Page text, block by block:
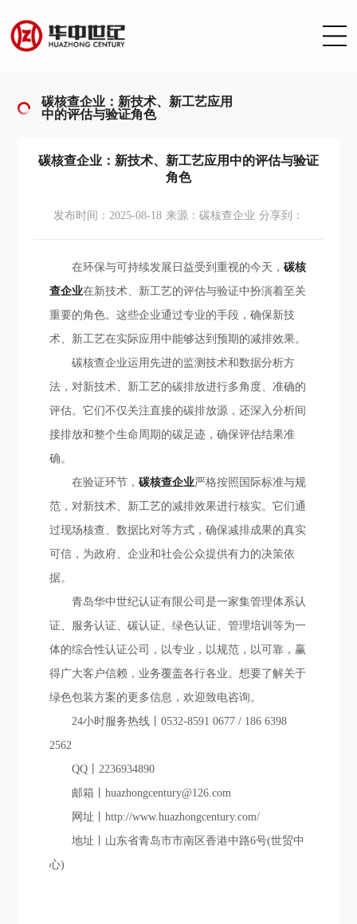
碳核查企业：新技术、新工艺应用
中的评估与验证角色
碳核查企业：新技术、新工艺应用中的评估与验证
角色
发布时间：2025-08-18 来源：碳核查企业 分享到：
在环保与可持续发展日益受到重视的今天，碳核
查企业在新技术、新工艺的评估与验证中扮演着至关
重要的角色。这些企业通过专业的手段，确保新技
术、新工艺在实际应用中能够达到预期的减排效果。
碳核查企业运用先进的监测技术和数据分析方
法，对新技术、新工艺的碳排放进行多角度、准确的
评估。它们不仅关注直接的碳排放源，还深入分析间
接排放和整个生命周期的碳足迹，确保评估结果准
确。
在验证环节，碳核查企业严格按照国际标准与规
范，对新技术、新工艺的减排效果进行核实。它们通
过现场核查、数据比对等方式，确保减排成果的真实
可信，为政府、企业和社会公众提供有力的决策依
据。
青岛华中世纪认证有限公司是一家集管理体系认
证、服务认证、碳认证、绿色认证、管理培训等为一
体的综合性认证公司，以专业，以规范，以可靠，赢
得广大客户信赖，业务覆盖各行各业。想要了解关于
绿色包装方案的更多信息，欢迎致电咨询。
24小时服务热线丨0532-8591 0677 / 186 6398
2562
QQ丨2236934890
邮箱丨huazhongcentury@126.com
网址丨http://www.huazhongcentury.com/
地址丨山东省青岛市市南区香港中路6号(世贸中
心)